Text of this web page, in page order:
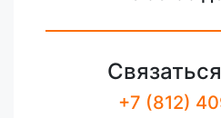
+7 (812)